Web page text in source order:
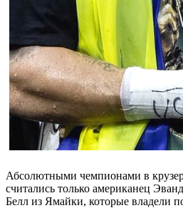
Абсолютными чемпионами в
считались только американец
Белл из Ямайки, которые владели